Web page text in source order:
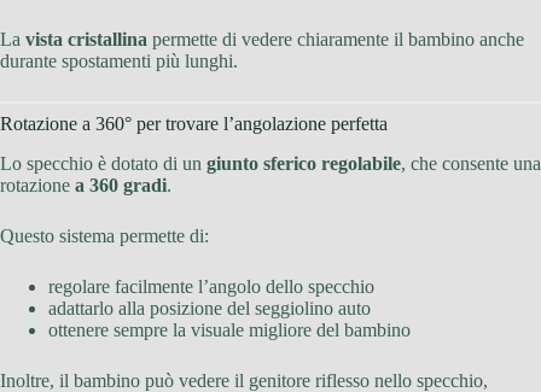
La vista cristallina permette di vedere chiaramente il bambino anche
durante spostamenti più lunghi.
Rotazione a 360° per trovare l’angolazione perfetta
Lo specchio è dotato di un giunto sferico regolabile, che consente una
rotazione a 360 gradi.
Questo sistema permette di:
regolare facilmente l’angolo dello specchio
adattarlo alla posizione del seggiolino auto
ottenere sempre la visuale migliore del bambino
Inoltre, il bambino può vedere il genitore riflesso nello specchio,